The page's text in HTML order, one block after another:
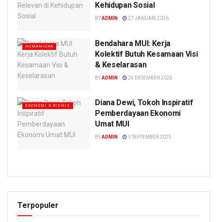
Kehidupan Sosial
BY ADMIN 27 JANUARI 2026
HUMANIORA
Bendahara MUI: Kerja
Kolektif Butuh Kesamaan Visi
& Keselarasan
BY ADMIN 24 DESEMBER 2025
EKONOMI & BISNIS
Diana Dewi, Tokoh Inspiratif
Pemberdayaan Ekonomi
Umat MUI
BY ADMIN 3 SEPTEMBER 2025
Terpopuler